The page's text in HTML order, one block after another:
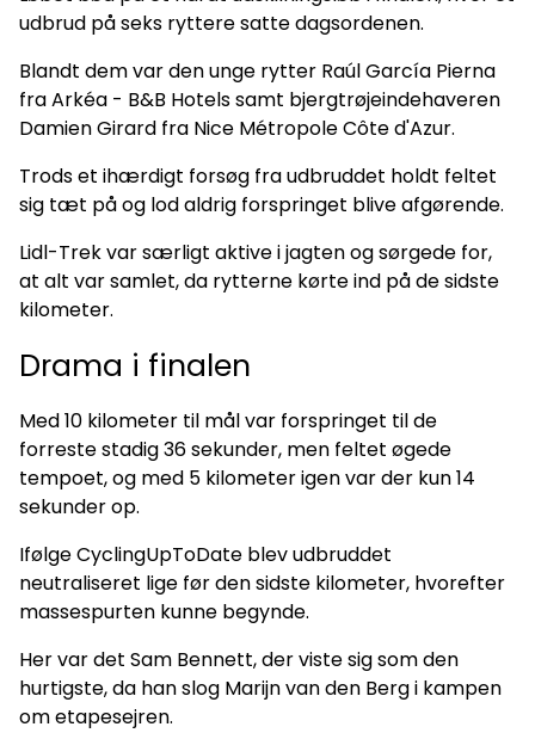
udbrud på seks ryttere satte dagsordenen.
Blandt dem var den unge rytter Raúl García Pierna
fra Arkéa - B&B Hotels samt bjergtrøjeindehaveren
Damien Girard fra Nice Métropole Côte d'Azur.
Trods et ihærdigt forsøg fra udbruddet holdt feltet
sig tæt på og lod aldrig forspringet blive afgørende.
Lidl-Trek var særligt aktive i jagten og sørgede for,
at alt var samlet, da rytterne kørte ind på de sidste
kilometer.
Drama i finalen
Med 10 kilometer til mål var forspringet til de
forreste stadig 36 sekunder, men feltet øgede
tempoet, og med 5 kilometer igen var der kun 14
sekunder op.
Ifølge CyclingUpToDate blev udbruddet
neutraliseret lige før den sidste kilometer, hvorefter
massespurten kunne begynde.
Her var det Sam Bennett, der viste sig som den
hurtigste, da han slog Marijn van den Berg i kampen
om etapesejren.